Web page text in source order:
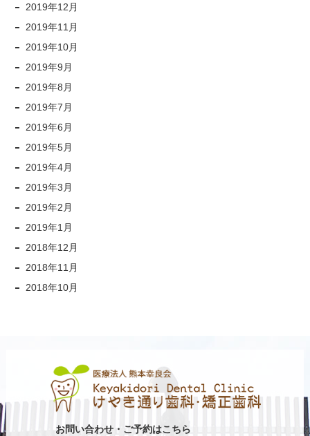
2019年12月
2019年11月
2019年10月
2019年9月
2019年8月
2019年7月
2019年6月
2019年5月
2019年4月
2019年3月
2019年2月
2019年1月
2018年12月
2018年11月
2018年10月
お問い合わせ・ご予約はこちら